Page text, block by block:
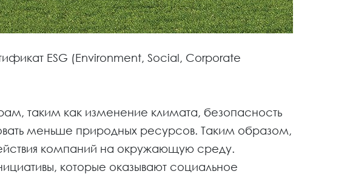
ESG (Environment, Social, Corporate
таким как изменение климата, безопасность
меньше природных ресурсов. Таким образом,
компаний на окружающую среду.
которые оказывают социальное